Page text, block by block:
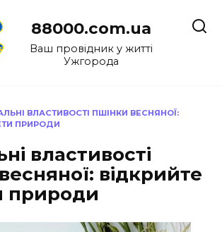
88000.com.ua
Ваш провідник у житті
Ужгорода
ВЛАСТИВОСТІ ПШІНКИ ВЕСНЯНОЇ:
ПРИРОДИ
властивості
відкрийте
природи